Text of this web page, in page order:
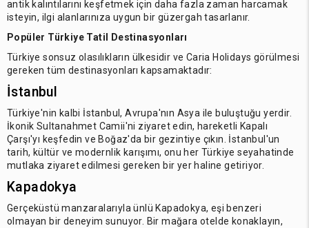
antik kalıntılarını keşfetmek için daha fazla zaman harcamak
isteyin, ilgi alanlarınıza uygun bir güzergah tasarlanır.
Popüler Türkiye Tatil Destinasyonları
Türkiye sonsuz olasılıkların ülkesidir ve Caria Holidays görülmesi
gereken tüm destinasyonları kapsamaktadır:
İstanbul
Türkiye'nin kalbi İstanbul, Avrupa'nın Asya ile buluştuğu yerdir.
İkonik Sultanahmet Camii'ni ziyaret edin, hareketli Kapalı
Çarşı'yı keşfedin ve Boğaz'da bir gezintiye çıkın. İstanbul'un
tarih, kültür ve modernlik karışımı, onu her Türkiye seyahatinde
mutlaka ziyaret edilmesi gereken bir yer haline getiriyor.
Kapadokya
Gerçeküstü manzaralarıyla ünlü Kapadokya, eşi benzeri
olmayan bir deneyim sunuyor. Bir mağara otelde konaklayın,